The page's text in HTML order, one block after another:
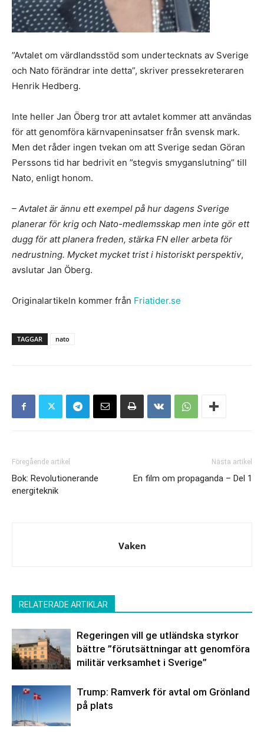
”Avtalet om värdlandsstöd som undertecknats av Sverige
och Nato förändrar inte detta”, skriver pressekreteraren
Henrik Hedberg.
Inte heller Jan Öberg tror att avtalet kommer att användas
för att genomföra kärnvapeninsatser från svensk mark.
Men det råder ingen tvekan om att Sverige sedan Göran
Perssons tid har bedrivit en ”stegvis smyganslutning” till
Nato, enligt honom.
– Avtalet är ännu ett exempel på hur dagens Sverige
planerar för krig och Nato-medlemsskap men inte gör ett
dugg för att planera freden, stärka FN eller arbeta för
nedrustning. Mycket mycket trist i historiskt perspektiv,
avslutar Jan Öberg.
Originalartikeln kommer från Friatider.se
TAGGAR nato
Föregående artikel
Bok: Revolutionerande
energiteknik
Nästa artikel
En film om propaganda – Del 1
Vaken
RELATERADE ARTIKLAR
Regeringen vill ge utländska styrkor
bättre ”förutsättningar att genomföra
militär verksamhet i Sverige”
Trump: Ramverk för avtal om Grönland
på plats